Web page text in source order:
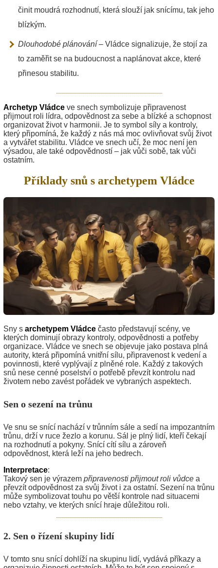
činit moudrá rozhodnutí, která slouží jak snícímu, tak jeho
blízkým.
Dlouhodobé plánování– Vládce signalizuje, že stojí za
to zaměřit se na budoucnost a naplánovat akce, které
přinesou stabilitu.
Archetyp Vládce ve snech symbolizuje připravenost
přijmout roli lídra, odpovědnost za sebe a blízké a schopnost
organizovat život v harmonii. Je to symbol síly a kontroly,
který připomíná, že každý z nás má moc ovlivňovat svůj život
a vytvářet stabilitu. Vládce ve snech učí, že moc není jen
výsadou, ale také odpovědností – jak vůči sobě, tak vůči
ostatním.
Příklady snů s archetypem Vládce
Sny s archetypem Vládce často představují scény, ve
kterých dominují obrazy kontroly, odpovědnosti a potřeby
organizace. Vládce ve snech se objevuje jako postava plná
autority, která připomíná vnitřní sílu, připravenost k vedení a
povinnosti, které vyplývají z plněné role. Každý z takových
snů nese cenné poselství o potřebě převzít kontrolu nad
životem nebo zavést pořádek ve vybraných aspektech.
Sen o sezení na trůnu
Ve snu se snící nachází v trůnním sále a sedí na impozantním
trůnu, drží v ruce žezlo a korunu. Sál je plný lidí, kteří čekají
na rozhodnutí a pokyny. Snící cítí sílu a zároveň
odpovědnost, která leží na jeho bedrech.
Interpretace:
Takový sen je výrazem připravenosti přijmout roli vůdce a
převzít odpovědnost za svůj život i za ostatní. Sezení na trůnu
může symbolizovat touhu po větší kontrole nad situacemi
nebo vztahy, ve kterých snící hraje důležitou roli.
2. Sen o řízení skupiny lidí
V tomto snu snící dohlíží na skupinu lidí, vydává příkazy a